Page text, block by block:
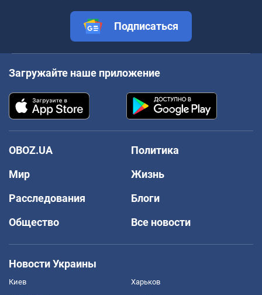
Подписаться
Загружайте наше приложение
OBOZ.UA
Политика
Мир
Жизнь
Расследования
Блоги
Общество
Все новости
Новости Украины
Киев Харьков